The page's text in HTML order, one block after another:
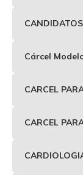
Cárcel
CARCEL
CARCEL